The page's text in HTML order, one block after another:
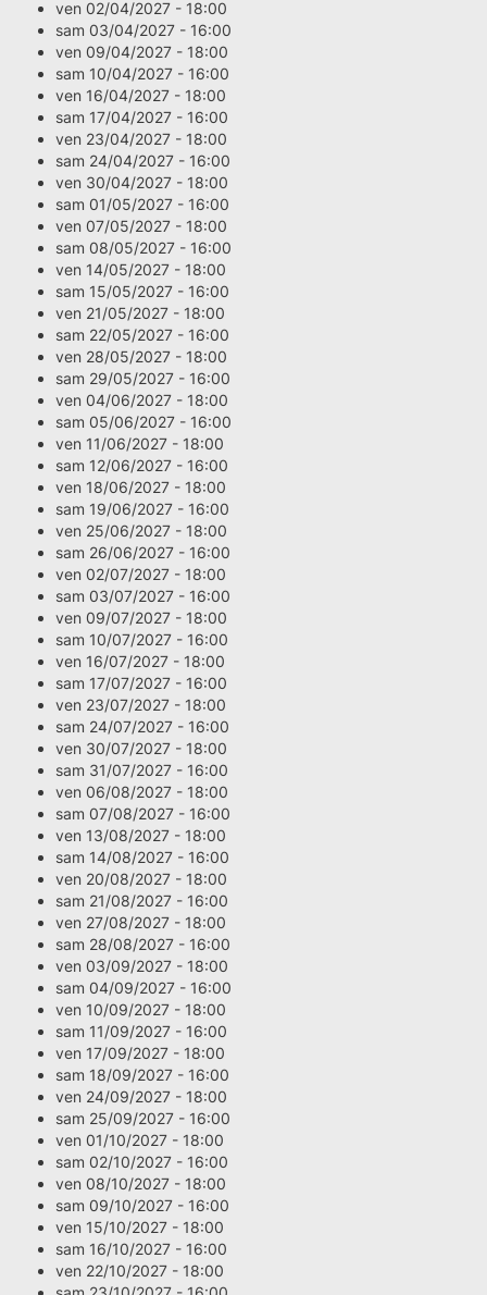
ven 02/04/2027 - 18:00
sam 03/04/2027 - 16:00
ven 09/04/2027 - 18:00
sam 10/04/2027 - 16:00
ven 16/04/2027 - 18:00
sam 17/04/2027 - 16:00
ven 23/04/2027 - 18:00
sam 24/04/2027 - 16:00
ven 30/04/2027 - 18:00
sam 01/05/2027 - 16:00
ven 07/05/2027 - 18:00
sam 08/05/2027 - 16:00
ven 14/05/2027 - 18:00
sam 15/05/2027 - 16:00
ven 21/05/2027 - 18:00
sam 22/05/2027 - 16:00
ven 28/05/2027 - 18:00
sam 29/05/2027 - 16:00
ven 04/06/2027 - 18:00
sam 05/06/2027 - 16:00
ven 11/06/2027 - 18:00
sam 12/06/2027 - 16:00
ven 18/06/2027 - 18:00
sam 19/06/2027 - 16:00
ven 25/06/2027 - 18:00
sam 26/06/2027 - 16:00
ven 02/07/2027 - 18:00
sam 03/07/2027 - 16:00
ven 09/07/2027 - 18:00
sam 10/07/2027 - 16:00
ven 16/07/2027 - 18:00
sam 17/07/2027 - 16:00
ven 23/07/2027 - 18:00
sam 24/07/2027 - 16:00
ven 30/07/2027 - 18:00
sam 31/07/2027 - 16:00
ven 06/08/2027 - 18:00
sam 07/08/2027 - 16:00
ven 13/08/2027 - 18:00
sam 14/08/2027 - 16:00
ven 20/08/2027 - 18:00
sam 21/08/2027 - 16:00
ven 27/08/2027 - 18:00
sam 28/08/2027 - 16:00
ven 03/09/2027 - 18:00
sam 04/09/2027 - 16:00
ven 10/09/2027 - 18:00
sam 11/09/2027 - 16:00
ven 17/09/2027 - 18:00
sam 18/09/2027 - 16:00
ven 24/09/2027 - 18:00
sam 25/09/2027 - 16:00
ven 01/10/2027 - 18:00
sam 02/10/2027 - 16:00
ven 08/10/2027 - 18:00
sam 09/10/2027 - 16:00
ven 15/10/2027 - 18:00
sam 16/10/2027 - 16:00
ven 22/10/2027 - 18:00